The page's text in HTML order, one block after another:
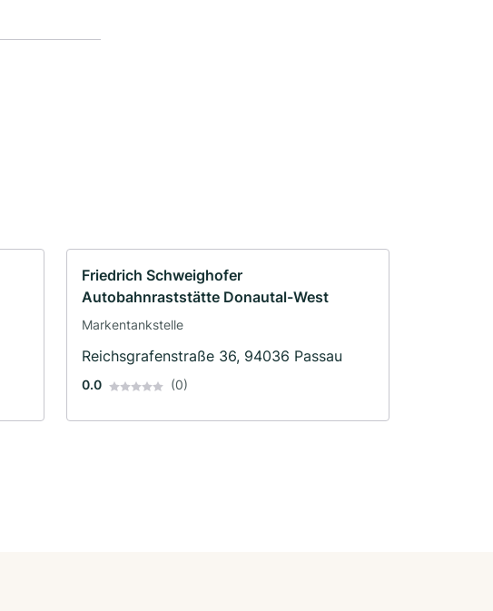
Friedrich Schweighofer
Autobahnraststätte Donautal-West
Markentankstelle
Reichsgrafenstraße 36, 94036 Passau
0.0 (0)